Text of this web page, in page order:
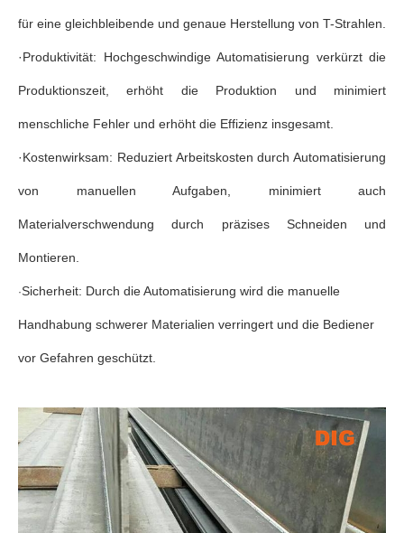
für eine gleichbleibende und genaue Herstellung von T-Strahlen.
·Produktivität: Hochgeschwindige Automatisierung verkürzt die
Produktionszeit, erhöht die Produktion und minimiert
menschliche Fehler und erhöht die Effizienz insgesamt.
·Kostenwirksam: Reduziert Arbeitskosten durch Automatisierung
von manuellen Aufgaben, minimiert auch
Materialverschwendung durch präzises Schneiden und
Montieren.
·Sicherheit: Durch die Automatisierung wird die manuelle
Handhabung schwerer Materialien verringert und die Bediener
vor Gefahren geschützt.